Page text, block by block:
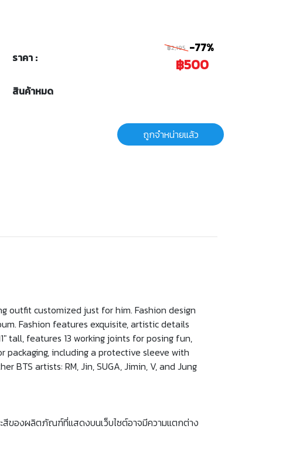
ราคา :
฿2,195 -77%
฿500
สินค้าหมด
ถูกจำหน่ายแล้ว
outfit customized just for him. Fashion design
Fashion features exquisite, artistic details
tall, features 13 working joints for posing fun,
including a protective sleeve with
artists: RM, Jin, SUGA, Jimin, V, and Jung
สีของผลิตภัณฑ์ที่แสดงบนเว็บไซต์อาจมีความแตกต่าง